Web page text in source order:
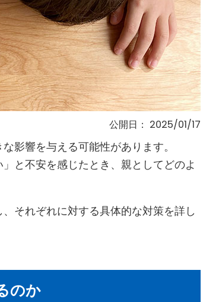
公開日： 2025/01/17
影響を与える可能性があります。
と不安を感じたとき、親としてどのよ
それぞれに対する具体的な対策を詳し
のか